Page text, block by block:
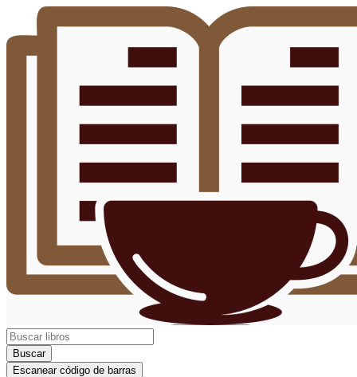
Buscar
Escanear código de barras